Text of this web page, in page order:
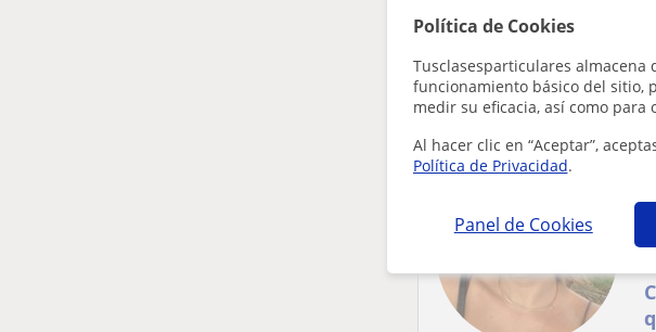
Política de Cookies
Tusclasesparticulares almacena
funcionamiento básico del sitio,
medir su eficacia, así como
Al hacer clic en “Aceptar”,
Política de Privacidad.
Panel de Cookies